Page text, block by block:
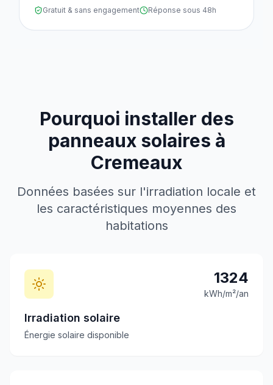
Gratuit & sans engagement Réponse sous 48h
Pourquoi installer des
panneaux solaires à
Cremeaux
Données basées sur l'irradiation locale et
les caractéristiques moyennes des
habitations
1324
kWh/m²/an
Irradiation solaire
Énergie solaire disponible